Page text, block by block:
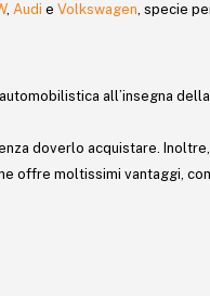
, Audi e Volkswagen, specie
all’insegna
doverlo acquistare.
offre moltissimi vantaggi,